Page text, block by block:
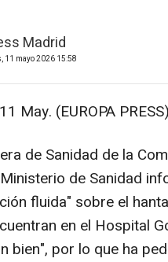
Madrid
11 mayo 2026 15:58
May. (EUROPA
de Sanidad de la
de Sanidad
fluida" sobre el
en el Hospital
bien", por lo que ha